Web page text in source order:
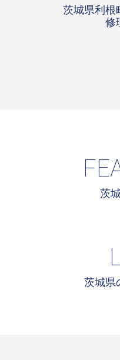
茨城県利根
修
茨
茨城県